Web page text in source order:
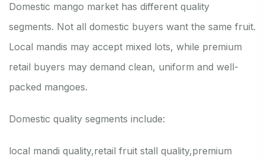
Domestic mango market has different quality
segments. Not all domestic buyers want the same fruit.
Local mandis may accept mixed lots, while premium
retail buyers may demand clean, uniform and well-
packed mangoes.
Domestic quality segments include:
local mandi quality,retail fruit stall quality,premium